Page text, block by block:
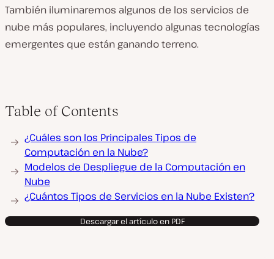
También iluminaremos algunos de los servicios de
nube más populares, incluyendo algunas tecnologías
emergentes que están ganando terreno.
Table of Contents
¿Cuáles son los Principales Tipos de
Computación en la Nube?
Modelos de Despliegue de la Computación en
Nube
¿Cuántos Tipos de Servicios en la Nube Existen?
Descargar el artículo en PDF